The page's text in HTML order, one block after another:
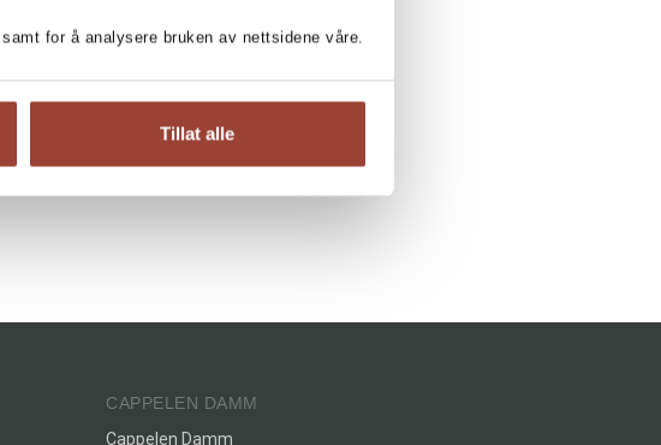
for å analysere bruken av nettsidene våre.
Tillat alle
CAPPELEN DAMM
Cappelen Damm